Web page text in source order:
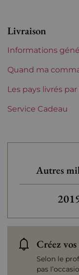
Domaines de
Tranche de prix
Livraison
Informations
Quand ma
Les pays livrés
Service Cadeau
Autres
Créez
Selon le
pas